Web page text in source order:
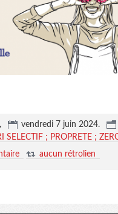
vendredi 7 juin 2024.
SELECTIF ; PROPRETE ;
aucun rétrolien